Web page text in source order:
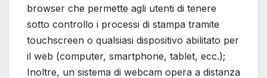
browser che permette agli utenti di tenere
sotto controllo i processi di stampa tramite
touchscreen o qualsiasi dispositivo abilitato per
il web (computer, smartphone, tablet, ecc.);
Inoltre, un sistema di webcam opera a distanza